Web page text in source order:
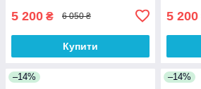
5 200 ₴ 6 050 ₴
Купити
5 200
–14% –14%